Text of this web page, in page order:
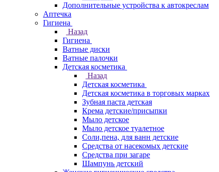
Дополнительные устройства к автокреслам
Аптечка
Гигиена
Назад
Гигиена
Ватные диски
Ватные палочки
Детская косметика
Назад
Детская косметика
Детская косметика в торговых марках
Зубная паста детская
Крема детские/присыпки
Мыло детское
Мыло детское туалетное
Соли,пена, для ванн детские
Средства от насекомых детские
Средства при загаре
Шампунь детский